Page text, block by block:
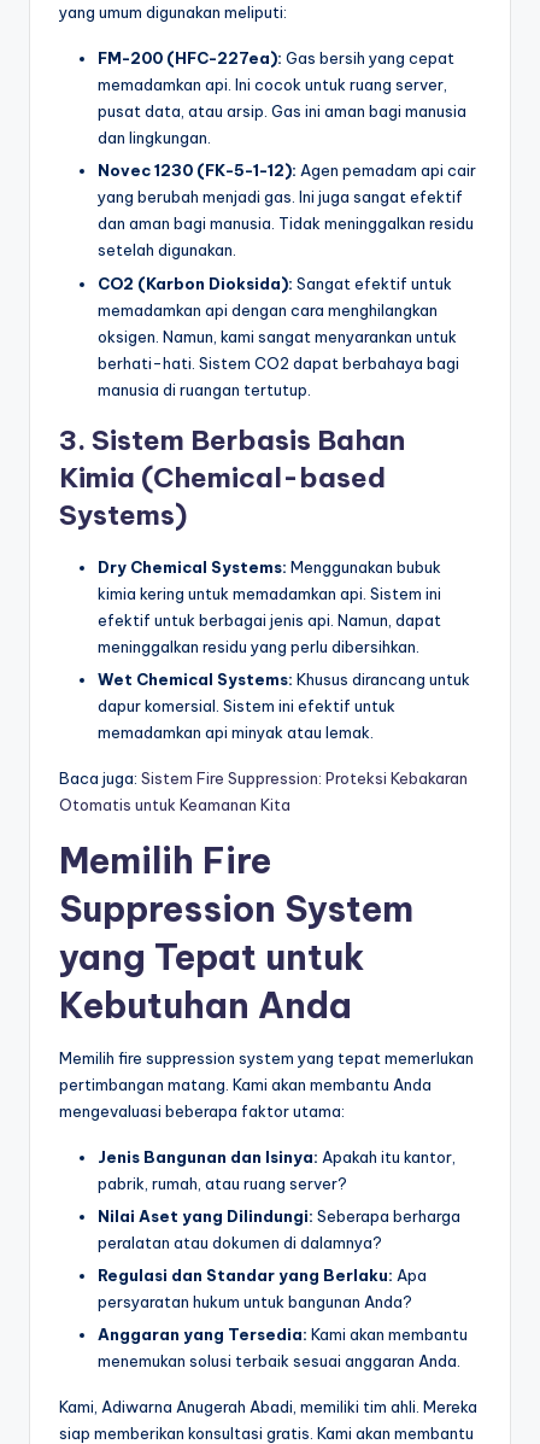
yang umum digunakan meliputi:
FM-200 (HFC-227ea): Gas bersih yang cepat
memadamkan api. Ini cocok untuk ruang server,
pusat data, atau arsip. Gas ini aman bagi manusia
dan lingkungan.
Novec 1230 (FK-5-1-12): Agen pemadam api cair
yang berubah menjadi gas. Ini juga sangat efektif
dan aman bagi manusia. Tidak meninggalkan residu
setelah digunakan.
CO2 (Karbon Dioksida): Sangat efektif untuk
memadamkan api dengan cara menghilangkan
oksigen. Namun, kami sangat menyarankan untuk
berhati-hati. Sistem CO2 dapat berbahaya bagi
manusia di ruangan tertutup.
3. Sistem Berbasis Bahan
Kimia (Chemical-based
Systems)
Dry Chemical Systems: Menggunakan bubuk
kimia kering untuk memadamkan api. Sistem ini
efektif untuk berbagai jenis api. Namun, dapat
meninggalkan residu yang perlu dibersihkan.
Wet Chemical Systems: Khusus dirancang untuk
dapur komersial. Sistem ini efektif untuk
memadamkan api minyak atau lemak.
Baca juga: Sistem Fire Suppression: Proteksi Kebakaran
Otomatis untuk Keamanan Kita
Memilih Fire
Suppression System
yang Tepat untuk
Kebutuhan Anda
Memilih fire suppression system yang tepat memerlukan
pertimbangan matang. Kami akan membantu Anda
mengevaluasi beberapa faktor utama:
Jenis Bangunan dan Isinya: Apakah itu kantor,
pabrik, rumah, atau ruang server?
Nilai Aset yang Dilindungi: Seberapa berharga
peralatan atau dokumen di dalamnya?
Regulasi dan Standar yang Berlaku: Apa
persyaratan hukum untuk bangunan Anda?
Anggaran yang Tersedia: Kami akan membantu
menemukan solusi terbaik sesuai anggaran Anda.
Kami, Adiwarna Anugerah Abadi, memiliki tim ahli. Mereka
siap memberikan konsultasi gratis. Kami akan membantu